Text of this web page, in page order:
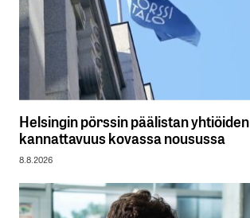
Helsingin pörssin päälistan yhtiöiden
kannattavuus kovassa nousussa
8.8.2026